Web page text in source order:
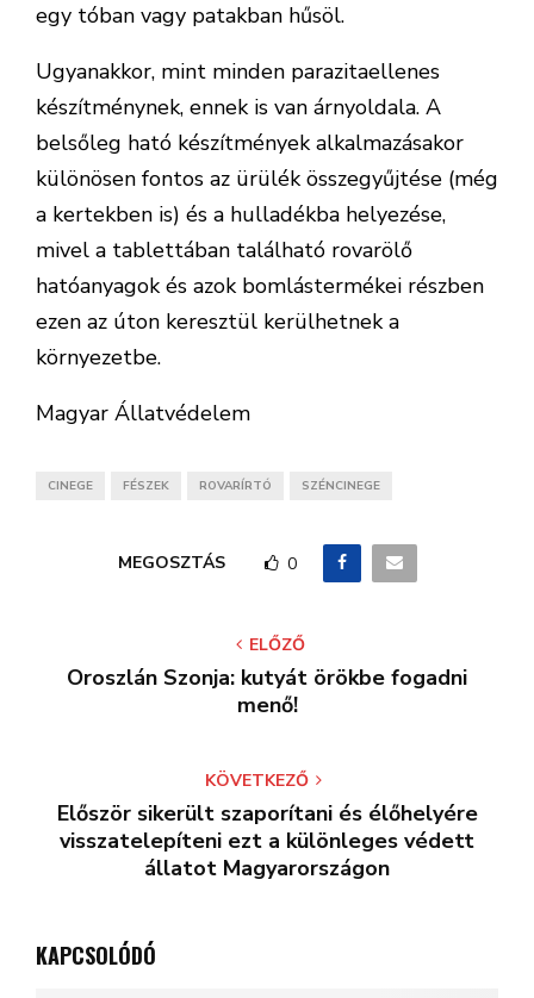
egy tóban vagy patakban hűsöl.
Ugyanakkor, mint minden parazitaellenes
készítménynek, ennek is van árnyoldala. A
belsőleg ható készítmények alkalmazásakor
különösen fontos az ürülék összegyűjtése (még
a kertekben is) és a hulladékba helyezése,
mivel a tablettában található rovarölő
hatóanyagok és azok bomlástermékei részben
ezen az úton keresztül kerülhetnek a
környezetbe.
Magyar Állatvédelem
CINEGE FÉSZEK ROVARÍRTÓ SZÉNCINEGE
MEGOSZTÁS 0
ELŐZŐ
Oroszlán Szonja: kutyát örökbe fogadni
menő!
KÖVETKEZŐ
Először sikerült szaporítani és élőhelyére
visszatelepíteni ezt a különleges védett
állatot Magyarországon
KAPCSOLÓDÓ